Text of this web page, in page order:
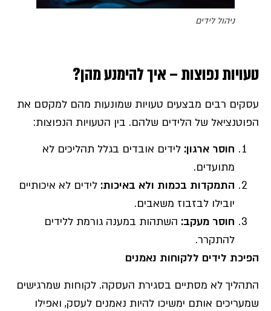
ניהול לידים
טעויות נפוצות – איך להימנע מהן?
עסקים רבים מבצעים טעויות שמונעות מהם למקסם את
הפוטנציאל של הלידים שלהם. בין הטעויות הנפוצות:
חוסר ארגון: לידים אובדים בגלל תהליכים לא
מתועדים.
התמקדות בכמות ולא באיכות: לידים לא איכותיים
יובילו לבזבוז משאבים.
חוסר מעקב: השתהות במענה גורמת ללידים
להתקרר.
הפיכת לידים ללקוחות נאמנים
התהליך לא מסתיים בסגירת העסקה. לקוחות שמרגישים
שמעריכים אותם ימשיכו להיות נאמנים לעסק, ואפילו